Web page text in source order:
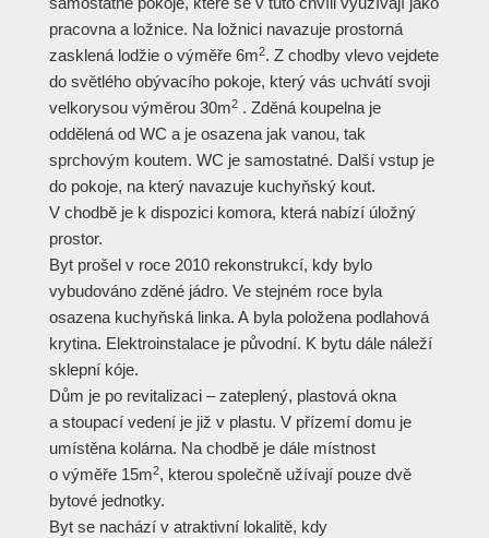
pracovna a ložnice. Na ložnici navazuje prostorná
zasklená lodžie o výměře 6m2. Z chodby vlevo vejdete
do světlého obývacího pokoje, který vás uchvátí svoji
velkorysou výměrou 30m2 . Zděná koupelna je
oddělená od WC a je osazena jak vanou, tak
sprchovým koutem. WC je samostatné. Další vstup je
do pokoje, na který navazuje kuchyňský kout.
V chodbě je k dispozici komora, která nabízí úložný
prostor.
Byt prošel v roce 2010 rekonstrukcí, kdy bylo
vybudováno zděné jádro. Ve stejném roce byla
osazena kuchyňská linka. A byla položena podlahová
krytina. Elektroinstalace je původní. K bytu dále náleží
sklepní kóje.
Dům je po revitalizaci – zateplený, plastová okna
a stoupací vedení je již v plastu. V přízemí domu je
umístěna kolárna. Na chodbě je dále místnost
o výměře 15m2, kterou společně užívají pouze dvě
bytové jednotky.
Byt se nachází v atraktivní lokalitě, kdy